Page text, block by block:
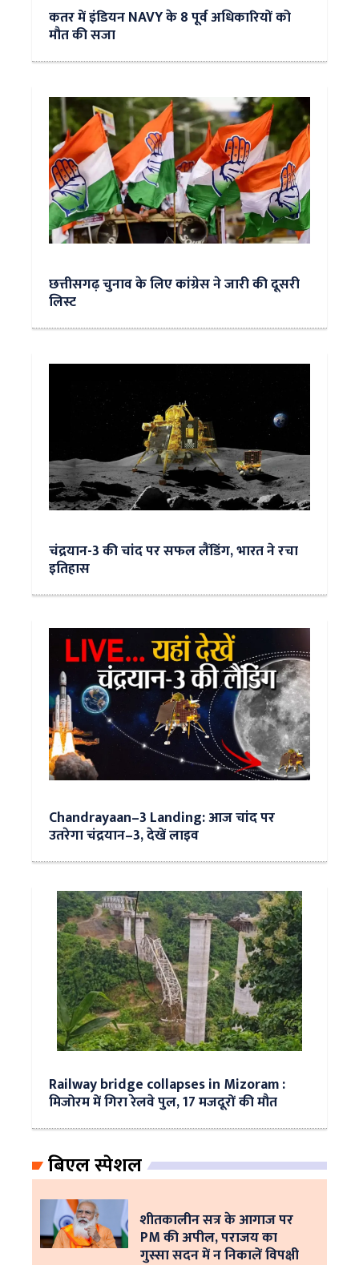
कतर में इंडियन NAVY के 8 पूर्व अधिकारियों को
मौत की सजा
छत्तीसगढ़ चुनाव के लिए कांग्रेस ने जारी की दूसरी
लिस्ट
चंद्रयान-3 की चांद पर सफल लैंडिंग, भारत ने रचा
इतिहास
Chandrayaan–3 Landing: आज चांद पर
उतरेगा चंद्रयान–3, देखें लाइव
Railway bridge collapses in Mizoram :
मिजोरम में गिरा रेलवे पुल, 17 मजदूरों की मौत
बिएल स्पेशल
शीतकालीन सत्र के आगाज पर
PM की अपील, पराजय का
गुस्सा सदन में न निकालें विपक्षी